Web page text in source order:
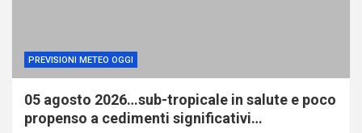
PREVISIONI METEO OGGI
05 agosto 2026…sub-tropicale in salute e poco
propenso a cedimenti significativi…